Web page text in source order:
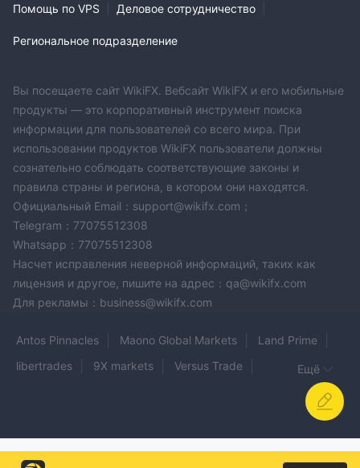
Помощь по VPS Деловое сотрудничество
Региональное подразделение
Вы посещаете сайт WikiFX. Вебсайт WikiFX и его мобильные
продукты — это корпоративный инструмент поиска
информации для пользователей со всего мира. При
использовании продуктов WikiFX пользователи должны
сознательно соблюдать соответствующие законы и
правила страны и региона, в котором они находятся.
Официальный Email：support@wikifx.com；
Telegram：77075512308
Whatsapp：77075512308
Насчет исправления неверной информаций, таких как
лицензия и другое, пишите на адрес：qa@wikifx.com
Для рекламы：business@wikifx.com
Antos Pinnacles Maono Global Markets
Land Prime
libertrades
9X markets
Versus Trade
PrimeFXhub
Forex Affiliate Glavaglobal
BlaFX
Ещё